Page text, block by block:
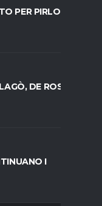
PER PIRLO.
DE ROSSI E
I